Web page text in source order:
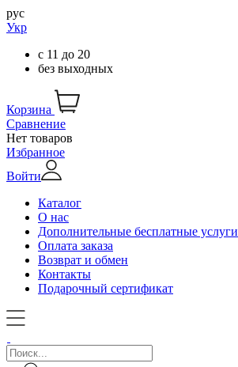
рус
Укр
с 11 до 20
без выходных
Корзина
Сравнение
Нет товаров
Избранное
Войти
Каталог
О нас
Дополнительные бесплатные услуги
Оплата заказа
Возврат и обмен
Контакты
Подарочный сертификат